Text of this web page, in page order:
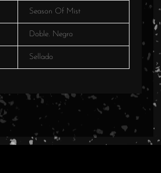
Season Of Mist
Doble. Negro
Sellado